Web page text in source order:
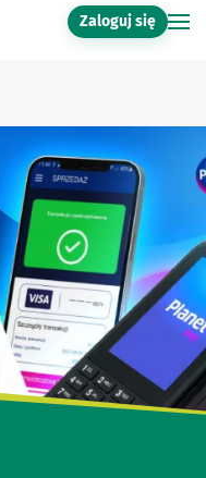
Zaloguj się
dla